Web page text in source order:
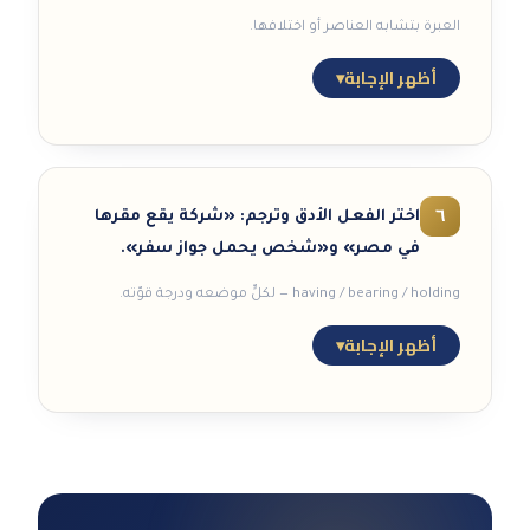
in her capacity as such.
المفردات المفتاحية:
Commercial Register No. (مسجَّلة تجاريًا تحت
العبرة بتشابه العناصر أو اختلافها.
أظهر الإجابة▾
الفاصلة ( , ):
نفس النوع (مثل قائمة أسماء، أو قائمة أرقام
تعريفية متجانسة).
الفاصلة المنقوطة ( ; ):تفصل بين عناصر
مختلفةأو وحدات معلوماتية مستقلة (مثل الفصل
بين بيانات طرف وآخر، أو بين عنوان ورقم سجل).
٦ اختر الفعل الأدق وترجم: «شركة يقع مقرها
في مصر» و«شخص يحمل جواز سفر».
having / bearing / holding — لكلٍّ موضعه ودرجة قوّته.
أظهر الإجابة▾